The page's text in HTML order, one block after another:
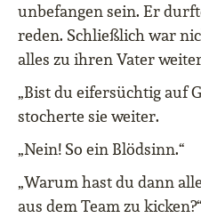
unbefangen sein. Er
reden. Schließlich war
alles zu ihren Vater
„Bist du eifersüchtig auf
stocherte sie weiter.
„Nein! So ein Blödsinn.“
„Warum hast du dann
aus dem Team zu